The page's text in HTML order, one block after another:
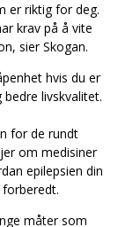
er riktig for deg.
krav på å vite
sier Skogan.
hvis du er
livskvalitet.
for de rundt
om medisiner
epilepsien din
måter som